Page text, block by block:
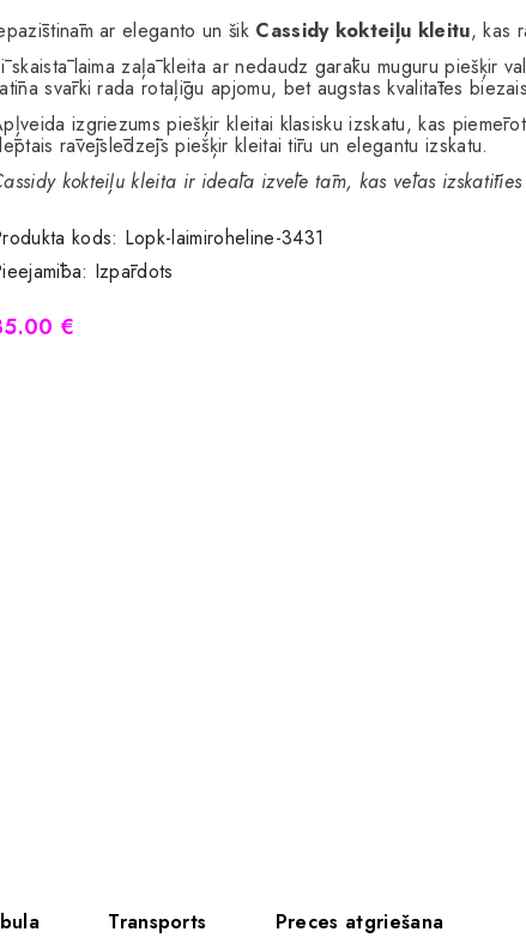
ar eleganto un šik Cassidy kokteiļu kleitu, kas
skaistā laima zaļā kleita ar nedaudz garāku muguru piešķir
svārki rada rotaļīgu apjomu, bet augstas kvalitātes
izgriezums piešķir kleitai klasisku izskatu, kas
rāvējslēdzējs piešķir kleitai tīru un elegantu izskatu.
kokteiļu kleita ir ideāla izvēle tām, kas vēlas
kods: Lopk-laimiroheline-3431
Izpārdots
€
Transports Preces atgriešana